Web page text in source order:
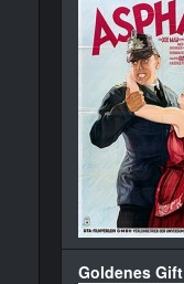
Goldenes Gift